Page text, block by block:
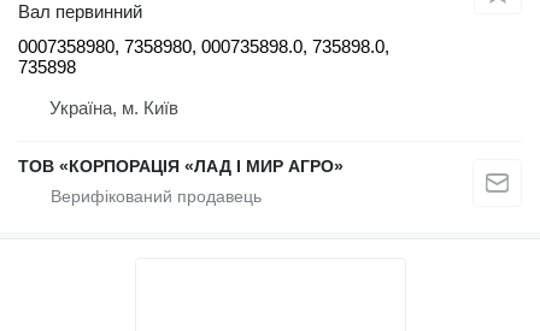
Вал первинний
0007358980, 7358980, 000735898.0, 735898.0,
735898
Україна, м. Київ
ТОВ «КОРПОРАЦІЯ «ЛАД І МИР АГРО»